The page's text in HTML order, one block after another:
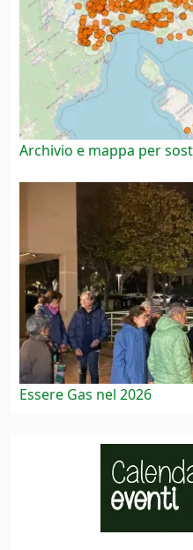
Archivio e mappa per
Essere Gas nel 2026